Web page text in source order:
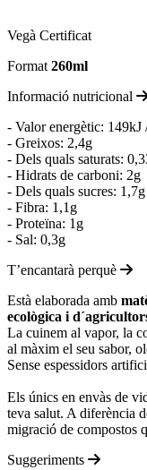
Vegà Certificat
Format260ml
Informació nutricional
- Valor energètic: 149kJ
- Greixos: 2,4g
- Dels quals saturats:
- Hidrats de carboni: 2g
- Dels quals sucres: 1,7g
- Fibra: 1,1g
- Proteïna: 1g
- Sal: 0,3g
T’encantarà perquè
Està elaborada amb
ecològica i
La cuinem al vapor, la
al màxim el seu sabor,
Sense espessidors
Els únics en envàs de
teva salut. A diferència
migració de compostos
Suggeriments